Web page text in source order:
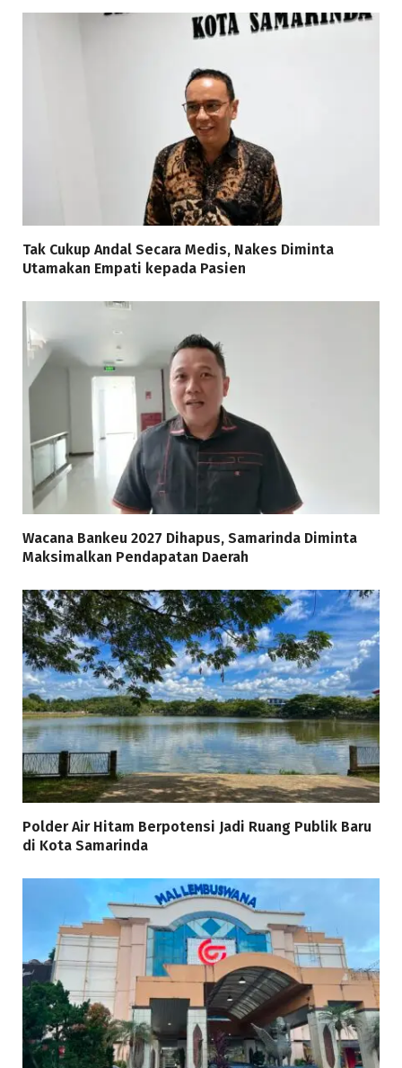
Tak Cukup Andal Secara Medis, Nakes Diminta
Utamakan Empati kepada Pasien
Wacana Bankeu 2027 Dihapus, Samarinda Diminta
Maksimalkan Pendapatan Daerah
Polder Air Hitam Berpotensi Jadi Ruang Publik Baru
di Kota Samarinda